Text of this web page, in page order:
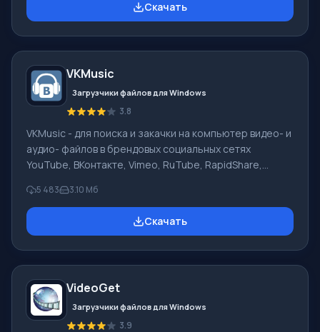
платный режим скачиваний с ФО. Ключевой
голда, при восстановлении прерванных соединений.
Без проблем фа
Скачать
VKMusic
Загрузчики файлов для Windows
3.8
VKMusic - для поиска и закачки на компьютер видео- и
аудио- файлов в брендовых социальных сетях
YouTube, ВКонтакте, Vimeo, RuTube, RapidShare,
поддерживаются на сайтах smotri.com, intv.ru,
video.google.com, video.bigmir.net, a1tv.ru, tnt-tv.ru и
др. Преимущества Дополнительный поиск в
музыкальный онлайн-плеер, при подде
5 483 3.10 Мб
Скачать
VideoGet
Загрузчики файлов для Windows
3.9